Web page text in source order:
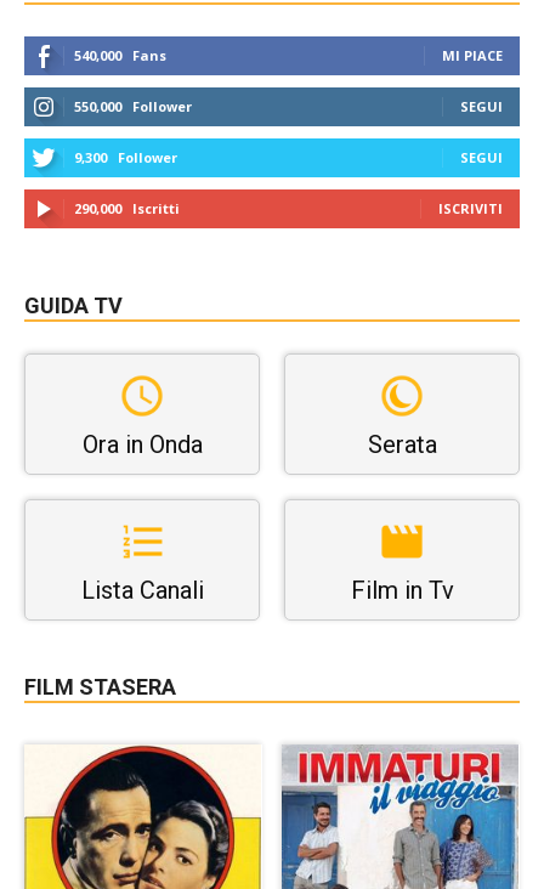
540,000 Fans MI PIACE
550,000 Follower SEGUI
9,300 Follower SEGUI
290,000 Iscritti ISCRIVITI
GUIDA TV
Ora in Onda Serata
Lista Canali Film in Tv
FILM STASERA